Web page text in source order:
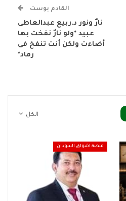
القادم بوست
نارٌ ونور د.ربيع عبدالعاطى
عبيد *ولو نارٌ نفخت بها
أضاءت ولكن أنت تنفخ فى
رماد*
الكل
منصة اشواق السودان